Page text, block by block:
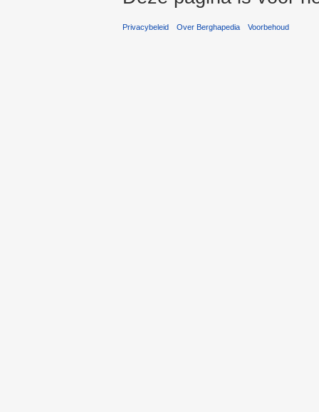
Privacybeleid Over Berghapedia Voorbehoud